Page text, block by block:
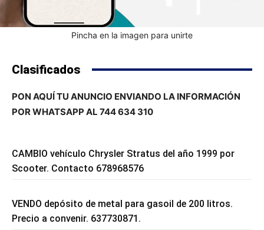
Pincha en la imagen para unirte
Clasificados
PON AQUÍ TU ANUNCIO ENVIANDO LA INFORMACIÓN
POR WHATSAPP AL 744 634 310
CAMBIO vehículo Chrysler Stratus del año 1999 por
Scooter. Contacto 678968576
VENDO depósito de metal para gasoil de 200 litros.
Precio a convenir. 637730871.